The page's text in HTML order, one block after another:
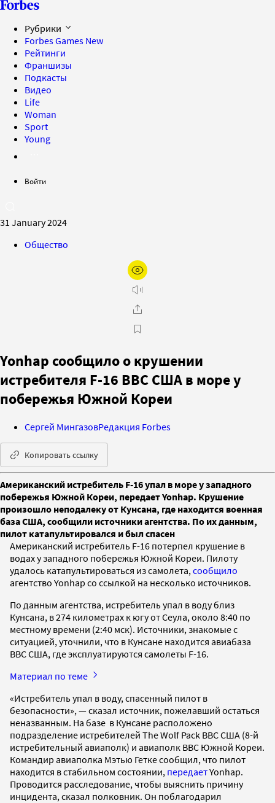
Рубрики
Forbes Games New
Рейтинги
Франшизы
Подкасты
Видео
Life
Woman
Sport
Young
Войти
31 January 2024
Общество
Yonhap сообщило о крушении
истребителя F-16 ВВС США в море у
побережья Южной Кореи
Сергей МингазовРедакция Forbes
Копировать ссылку
Американский истребитель F-16 упал в море у западного
побережья Южной Кореи, передает Yonhap. Крушение
произошло неподалеку от Кунсана, где находится военная
база США, сообщили источники агентства. По их данным,
пилот катапультировался и был спасен
Американский истребитель F-16 потерпел крушение в
водах у западного побережья Южной Кореи. Пилоту
удалось катапультироваться из самолета, сообщило
агентство Yonhap со ссылкой на несколько источников.
По данным агентства, истребитель упал в воду близ
Кунсана, в 274 километрах к югу от Сеула, около 8:40 по
местному времени (2:40 мск). Источники, знакомые с
ситуацией, уточнили, что в Кунсане находится авиабаза
ВВС США, где эксплуатируются самолеты F-16.
Материал по теме
«Истребитель упал в воду, спасенный пилот в
безопасности», — сказал источник, пожелавший остаться
неназванным. На базе в Кунсане расположено
подразделение истребителей The Wolf Pack ВВС США (8-й
истребительный авиаполк) и авиаполк ВВС Южной Кореи.
Командир авиаполка Мэтью Гетке сообщил, что пилот
находится в стабильном состоянии, передаетYonhap.
Проводится расследование, чтобы выяснить причину
инцидента, сказал полковник. Он поблагодарил